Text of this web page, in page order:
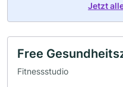
Jetzt
Free
Fitnessstudio